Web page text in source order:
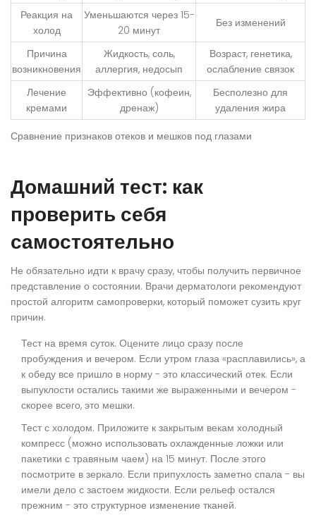
Сравнение признаков отеков и мешков под глазами
Реакция на
холод
Уменьшаются через 15-
20 минут
Без изменений
Причина
возникновения
Жидкость, соль,
аллергия, недосып
Возраст, генетика,
ослабление связок
Лечение
кремами
Эффективно (кофеин,
дренаж)
Бесполезно для
удаления жира
Домашний тест: как
проверить себя
самостоятельно
Не обязательно идти к врачу сразу, чтобы получить первичное
представление о состоянии. Врачи дерматологи рекомендуют
простой алгоритм самопроверки, который поможет сузить круг
причин.
Тест на время суток. Оцените лицо сразу после
пробуждения и вечером. Если утром глаза «расплавились», а
к обеду все пришло в норму - это классический отек. Если
выпуклости остались такими же выраженными и вечером -
скорее всего, это мешки.
Тест с холодом. Приложите к закрытым векам холодный
компресс (можно использовать охлажденные ложки или
пакетики с травяным чаем) на 15 минут. После этого
посмотрите в зеркало. Если припухлость заметно спала - вы
имели дело с застоем жидкости. Если рельеф остался
прежним - это структурное изменение тканей.